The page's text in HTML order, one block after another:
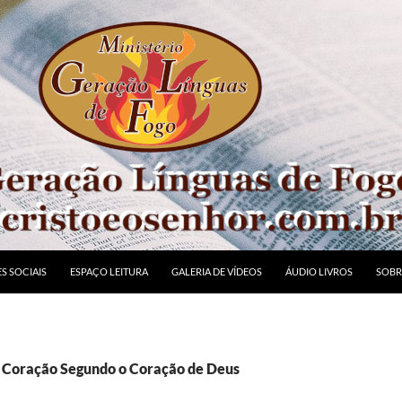
SOCIAIS ESPAÇO LEITURA GALERIA DE VÍDEOS ÁUDIO LIVROS
Segundo o Coração de Deus